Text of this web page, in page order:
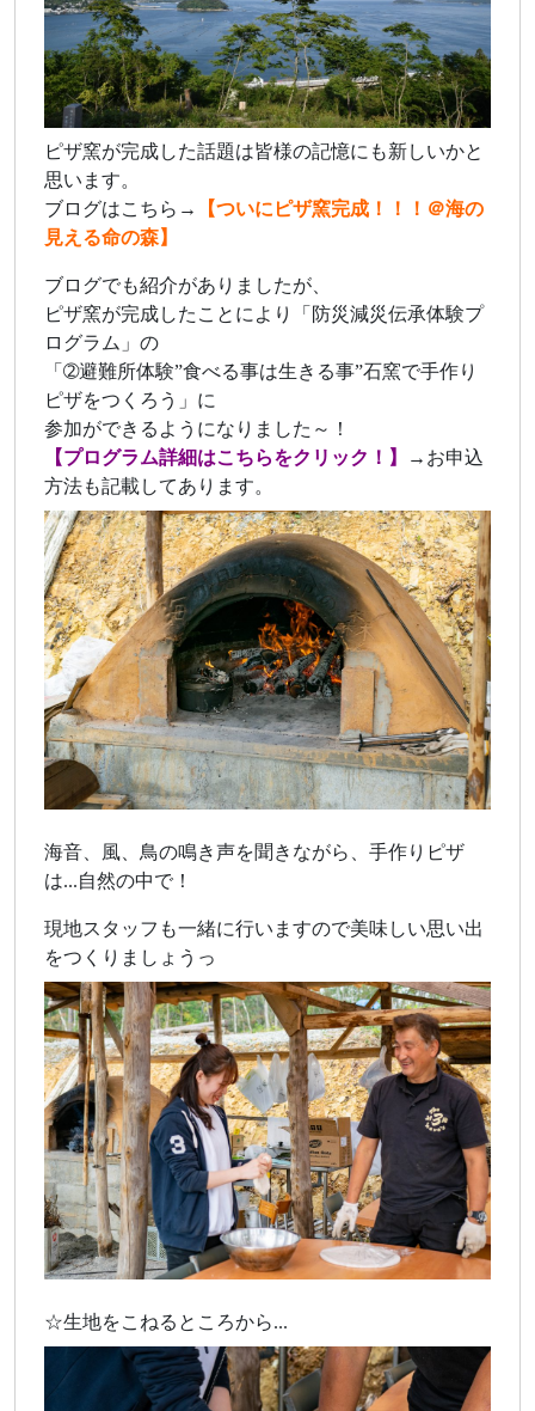
ピザ窯が完成した話題は皆様の記憶にも新しいかと
思います。
ブログはこちら→
【ついにピザ窯完成！！！＠海の
見える命の森】
ブログでも紹介がありましたが、
ピザ窯が完成したことにより「防災減災伝承体験プ
ログラム」の
「➁避難所体験”食べる事は生きる事”石窯で手作り
ピザをつくろう」に
参加ができるようになりました～！
【プログラム詳細はこちらをクリック！】
→お申込
方法も記載してあります。
海音、風、鳥の鳴き声を聞きながら、手作りピザ
は...自然の中で！
現地スタッフも一緒に行いますので美味しい思い出
をつくりましょうっ
☆生地をこねるところから...